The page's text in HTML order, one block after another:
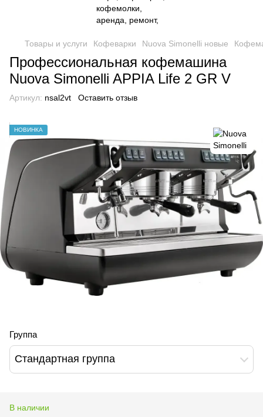
Товары и услуги Кофеварки Nuova Simonelli новые
Профессиональная кофемашина
Nuova Simonelli APPIA Life 2 GR V
Артикул: nsal2vt Оставить отзыв
НОВИНКА
Группа
Стандартная группа
В наличии